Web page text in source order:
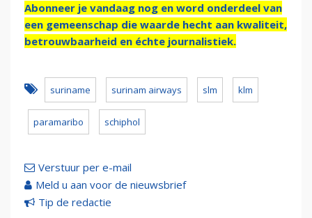
Abonneer je vandaag nog en word onderdeel van
een gemeenschap die waarde hecht aan kwaliteit,
betrouwbaarheid en échte journalistiek.
suriname surinam airways slm klm
paramaribo schiphol
Verstuur per e-mail
Meld u aan voor de nieuwsbrief
Tip de redactie